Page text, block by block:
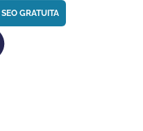
GRATUITA